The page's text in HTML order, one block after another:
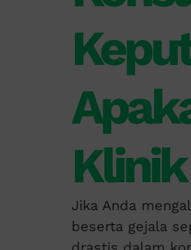
Jika Anda
beserta gejala